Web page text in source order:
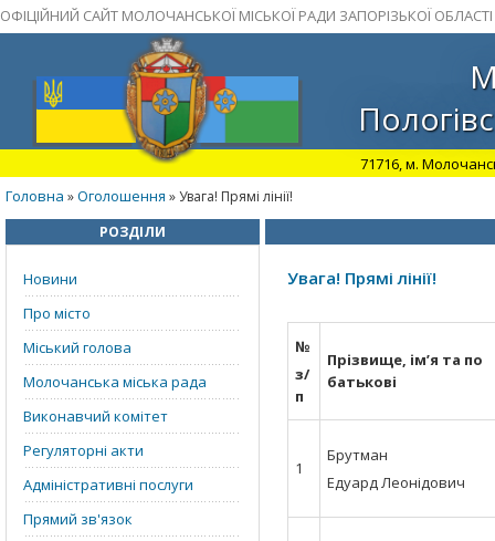
ОФІЦІЙНИЙ САЙТ МОЛОЧАНСЬКОЇ МІСЬКОЇ РАДИ ЗАПОРІЗЬКОЇ ОБЛАСТІ
71716, м.
Головна »Оголошення » Увага! Прямі лінії!
РОЗДІЛИ
Новини
Про місто
Міський голова
Молочанська міська рада
Виконавчий комітет
Регуляторні акти
Адміністративні послуги
Прямий зв'язок
Увага! Прямі лінії!
№
з/
п
Прізвище, ім’я та по
батькові
1
Брутман
Едуард Леонідович